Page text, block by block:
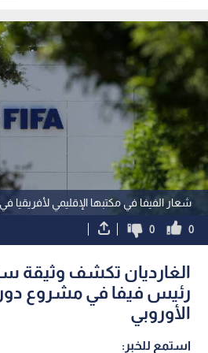
شعار الفيفا في مكتبها الإقليمي لأفريقيا
0
0
الغارديان تكشف وثيقة
رئيس فيفا في مشروع
الأوروبي
استمع للخبر: